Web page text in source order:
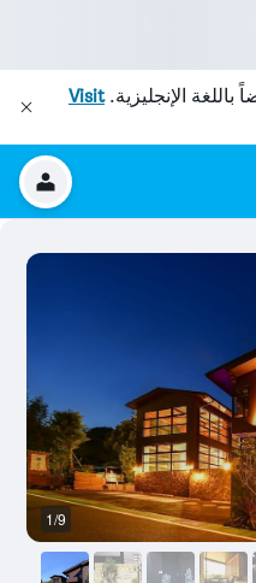
باللغة الإنجليزية.Visit
1/9